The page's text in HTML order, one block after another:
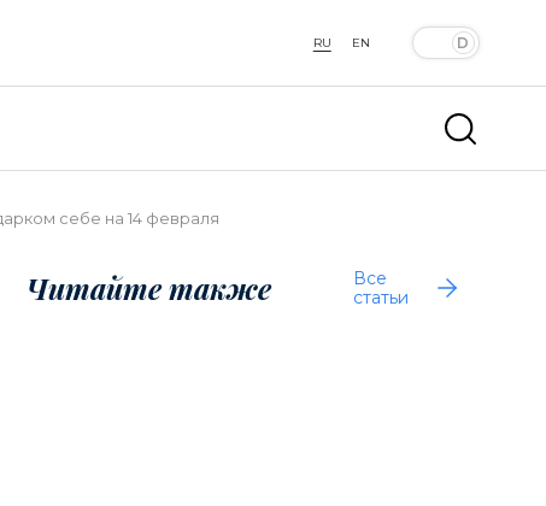
RU EN
себе на 14 февраля
Читайте также
Все
статьи